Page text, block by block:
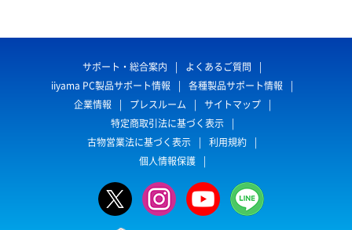
サポート・総合案内
よくあるご質問
iiyama PC製品サポート情報
各種製品サポート情報
企業情報
プレスルーム
サイトマップ
特定商取引法に基づく表示
古物営業法に基づく表示
利用規約
個人情報保護